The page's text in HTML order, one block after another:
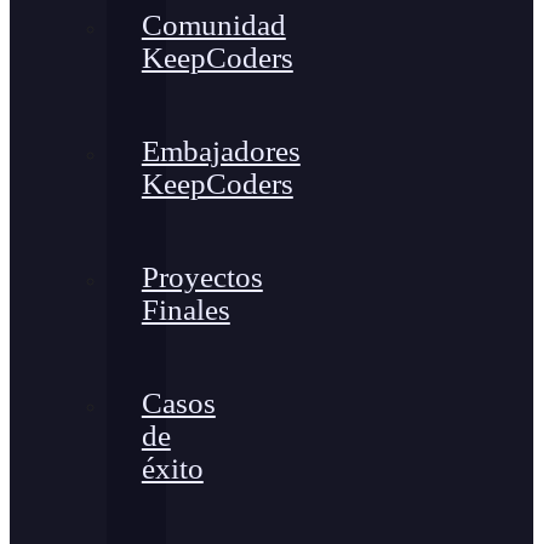
Comunidad
KeepCoders
Embajadores
KeepCoders
Proyectos
Finales
Casos
de
éxito